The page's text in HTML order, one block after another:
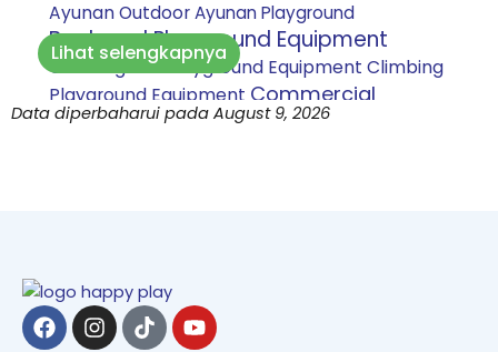
Ayunan OutdoorAyunan Playground
Backyard Playground Equipment
Climbing Net Playground Equipment Climbing
Playground Equipment Commercial
Playground Equipment Custom playground
pembuatan playground bogor
pembuatan playground jakarta
pembuatan playground purwakarta
Lihat selengkapnya
Data diperbaharui pada August 9, 2026
Facebook
Instagram
TiktokYoutube